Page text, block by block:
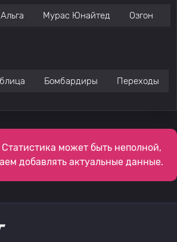
Альга Мурас Юнайтед Озгон
Бомбардиры Переходы
может быть неполной,
добавлять актуальные данные.